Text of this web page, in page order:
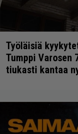
Työläisiä
Tumppi Varosen
tiukasti kantaa